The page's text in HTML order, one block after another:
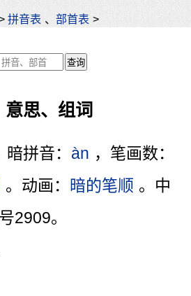
拼音表 、部首表 >
意思、组词
暗拼音： àn ，笔画数：
。动画： 暗的笔顺 。中
2909。